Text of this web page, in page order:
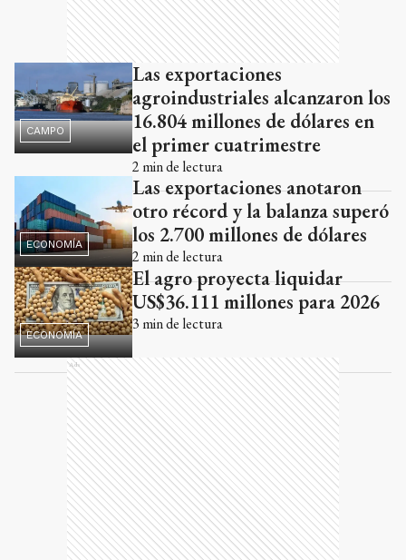
CAMPO
Las exportaciones
agroindustriales alcanzaron los
16.804 millones de dólares en
el primer cuatrimestre
2 min de lectura
ECONOMÍA
Las exportaciones anotaron
otro récord y la balanza superó
los 2.700 millones de dólares
2 min de lectura
ECONOMÍA
El agro proyecta liquidar
US$36.111 millones para 2026
3 min de lectura
Ads